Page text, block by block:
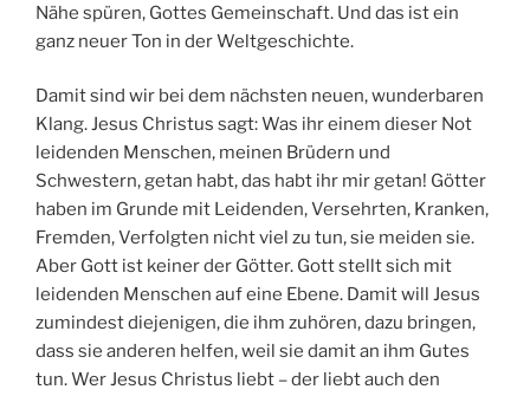
Nähe spüren, Gottes Gemeinschaft. Und das ist ein
ganz neuer Ton in der Weltgeschichte.
Damit sind wir bei dem nächsten neuen, wunderbaren
Klang. Jesus Christus sagt: Was ihr einem dieser Not
leidenden Menschen, meinen Brüdern und
Schwestern, getan habt, das habt ihr mir getan! Götter
haben im Grunde mit Leidenden, Versehrten, Kranken,
Fremden, Verfolgten nicht viel zu tun, sie meiden sie.
Aber Gott ist keiner der Götter. Gott stellt sich mit
leidenden Menschen auf eine Ebene. Damit will Jesus
zumindest diejenigen, die ihm zuhören, dazu bringen,
dass sie anderen helfen, weil sie damit an ihm Gutes
tun. Wer Jesus Christus liebt – der liebt auch den